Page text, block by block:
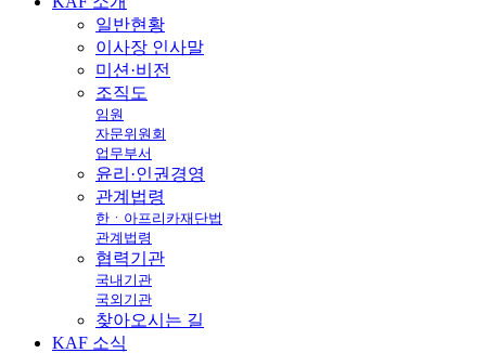
일반현황
이사장 인사말
미션·비전
조직도
임원
자문위원회
업무부서
윤리·인권경영
관계법령
한ㆍ아프리카재단법
관계법령
협력기관
국내기관
국외기관
찾아오시는 길
KAF 소식